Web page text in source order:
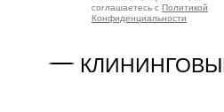
соглашаетесь с Политикой
Конфиденциальности